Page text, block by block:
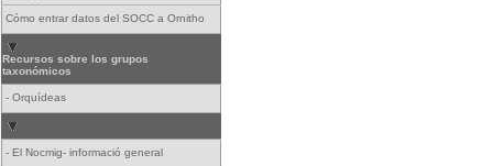
Cómo entrar datos del SOCC a Ornitho
Recursos sobre los grupos
taxonómicos
- Orquídeas
- El Nocmig- informació general